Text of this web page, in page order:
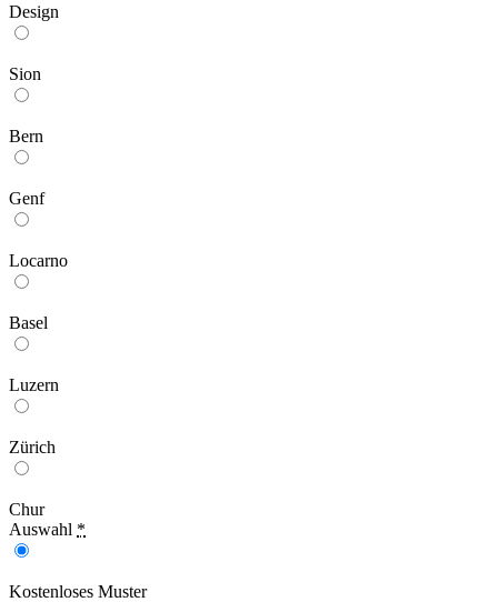
Design
Sion
Bern
Genf
Locarno
Basel
Luzern
Zürich
Chur
Auswahl *
Kostenloses Muster